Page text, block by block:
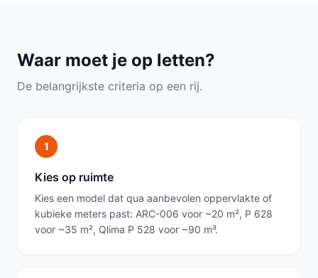
Waar moet je op letten?
De belangrijkste criteria op een rij.
1
Kies op ruimte
Kies een model dat qua aanbevolen oppervlakte of
kubieke meters past: ARC-006 voor ~20 m², P 628
voor ~35 m², Qlima P 528 voor ~90 m³.